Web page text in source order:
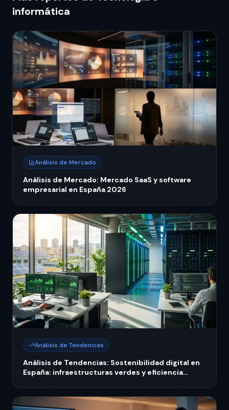
informática
Análisis de Mercado
Análisis de Mercado: Mercado SaaS y software
empresarial en España 2026
Análisis de Tendencias
Análisis de Tendencias: Sostenibilidad digital en
España: infraestructuras verdes y eficiencia